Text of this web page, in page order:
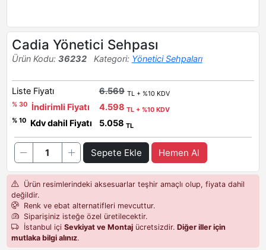
Cadia Yönetici Sehpası
Ürün Kodu: 36232 Kategori: Yönetici Sehpaları
Liste Fiyatı 6.569 TL + %10 KDV
% 30
İndirimli Fiyatı 4.598 TL + %10 KDV
% 10
Kdv dahil Fiyatı 5.058 TL
Sepete Ekle Hemen Al
Ürün resimlerindeki aksesuarlar teşhir amaçlı olup, fiyata dahil
değildir.
Renk ve ebat alternatifleri mevcuttur.
Siparişiniz isteğe özel üretilecektir.
İstanbul içi Sevkiyat ve Montajücretsizdir. Diğer iller için
mutlaka bilgi alınız.